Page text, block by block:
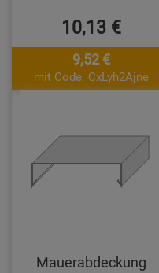
10,13 €
9,52 €
mit Code: CxLyh2Ajne
Mauerabdeckung